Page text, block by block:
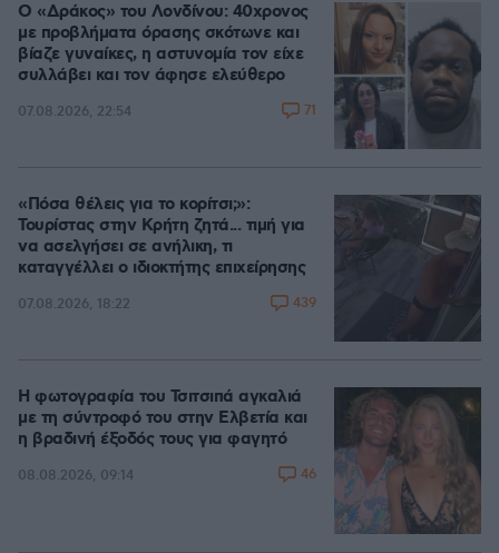
Ο «Δράκος» του Λονδίνου: 40χρονος
με προβλήματα όρασης σκότωνε και
βίαζε γυναίκες, η αστυνομία τον είχε
συλλάβει και τον άφησε ελεύθερο
07.08.2026, 22:54 71
«Πόσα θέλεις για το κορίτσι;»:
Τουρίστας στην Κρήτη ζητά... τιμή για
να ασελγήσει σε ανήλικη, τι
καταγγέλλει ο ιδιοκτήτης επιχείρησης
07.08.2026, 18:22 439
Η φωτογραφία του Τσιτσιπά αγκαλιά
με τη σύντροφό του στην Ελβετία και
η βραδινή έξοδός τους για φαγητό
08.08.2026, 09:14 46